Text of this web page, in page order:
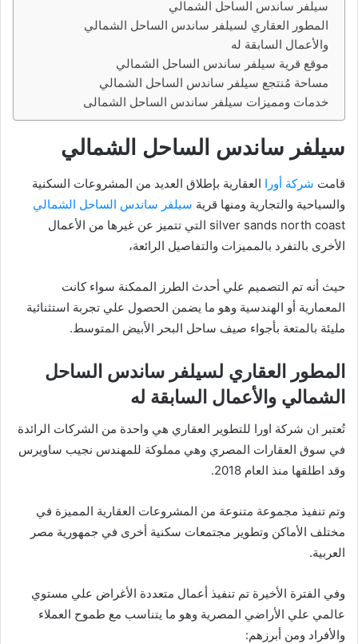
سيلفر ساندس الساحل الشمالي
المطور العقاري لسيلفر ساندس الساحل الشمالي
والأعمال السابقة له
موقع قرية سيلفر ساندس الساحل الشمالي
مساحة مُنتجع سيلفر ساندس الساحل الشمالي
خدمات ومميزات سيلفر ساندس الساحل الشمالى
سيلفر ساندس الساحل الشمالي
قامت شركة أورا العقارية بإطلاق العديد من المشروعات السكنية
والسياحية والتجارية ومنها قرية سيلفر ساندس الساحل الشمالي
silver sands north coast التي تتميز عن غيرها من الأعمال
الأخرى بالتفرد بالمميزات والتفاصيل الرائعة،
حيث أنه تم التصميم علي أحدث الطرز الممكنة سواء كانت
المعمارية أو الهندسية وهو ما يضمن الحصول علي تجربة استثنائية
مليئة بالمتعة بأجواء صيف ساحل البحر الأبيض المتوسط.
المطور العقاري لسيلفر ساندس الساحل
الشمالي والأعمال السابقة له
تُعتبر ان شركة اورا للتطوير العقاري هي واحدة من الشركات الرائدة
في سوق العقارات المصري وهي مملوكة للمهندس نجيب ساويرس
وقد اطلقها منذ العام 2018.
وتم تنفيذ مجموعة متنوعة من المشروعات العقارية المميزة في
مختلف الأماكن وتطوير مجتمعات سكنية أخرى في جمهورية مصر
العربية.
وفي الفترة الأخيرة تم تنفيذ أعمال متعددة الأغراض علي مستوي
عالمي علي الأراضي المصرية وهو ما يتناسب مع طموح العملاء
والأفراد ومن أبرزهم: